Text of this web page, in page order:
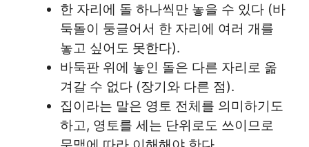
한 자리에 돌 하나씩만 놓을 수 있다 (바
둑돌이 둥글어서 한 자리에 여러 개를
놓고 싶어도 못한다).
바둑판 위에 놓인 돌은 다른 자리로 옮
겨갈 수 없다 (장기와 다른 점).
집이라는 말은 영토 전체를 의미하기도
하고, 영토를 세는 단위로도 쓰이므로